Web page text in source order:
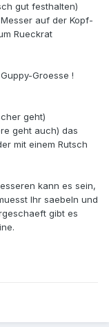
gut festhalten)
auf der Kopf-
Rueckrat
Groesse !
geht)
geht auch) das
mit einem Rutsch
kann es sein,
Ihr saebeln und
gibt es